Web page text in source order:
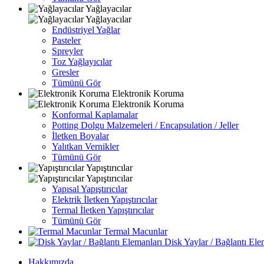
Yağlayacılar
Yağlayacılar
Endüstriyel Yağlar
Pasteler
Spreyler
Toz Yağlayıcılar
Gresler
Tümünü Gör
Elektronik Koruma
Elektronik Koruma
Konformal Kaplamalar
Potting Dolgu Malzemeleri / Encapsulation / Jeller
İletken Boyalar
Yalıtkan Vernikler
Tümünü Gör
Yapıştırıcılar
Yapıştırıcılar
Yapısal Yapıştırıcılar
Elektrik İletken Yapıştırıcılar
Termal İletken Yapıştırıcılar
Tümünü Gör
Termal Macunlar
Disk Yaylar / Bağlantı
Hakkımızda